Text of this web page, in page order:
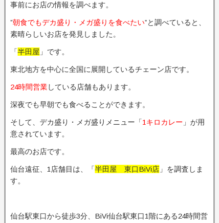
事前にお店の情報を調べます。
”朝食でもデカ盛り・メガ盛りを食べたい”と調べていると、
素晴らしいお店を発見しました。
「半田屋 」です。
東北地方を中心に全国に展開しているチェーン店です。
24時間営業 している店舗もあります。
深夜でも早朝でも食べることができます。
そして、デカ盛り・メガ盛りメニュー「1キロカレー 」が用
意されています。
最高のお店です。
仙台遠征、1店舗目は、「半田屋 東口BiVi店 」を調査しま
す。
仙台駅東口から徒歩3分、BiVi仙台駅東口1階にある24時間営